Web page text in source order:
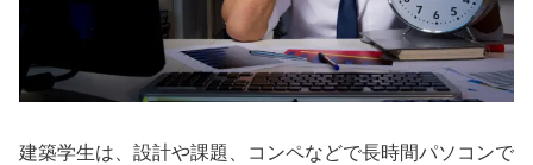
建築学生は、設計や課題、コンペなどで長時間パソコンで